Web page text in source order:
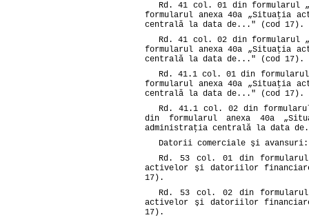
Rd. 41 col. 01 din formularul
formularul anexa 40a
centrală la data de..." (cod 17).
Rd. 41 col. 02 din formularul
formularul anexa 40a
centrală la data de..." (cod 17).
Rd. 41.1 col. 01 din
formularul anexa 40a
centrală la data de..." (cod 17).
Rd. 41.1 col. 02 din
din formularul anexa 40a
administraţia centrală la data
Datorii comerciale şi avansuri:
Rd. 53 col. 01 din
activelor şi datoriilor
17).
Rd. 53 col. 02 din
activelor şi datoriilor
17).